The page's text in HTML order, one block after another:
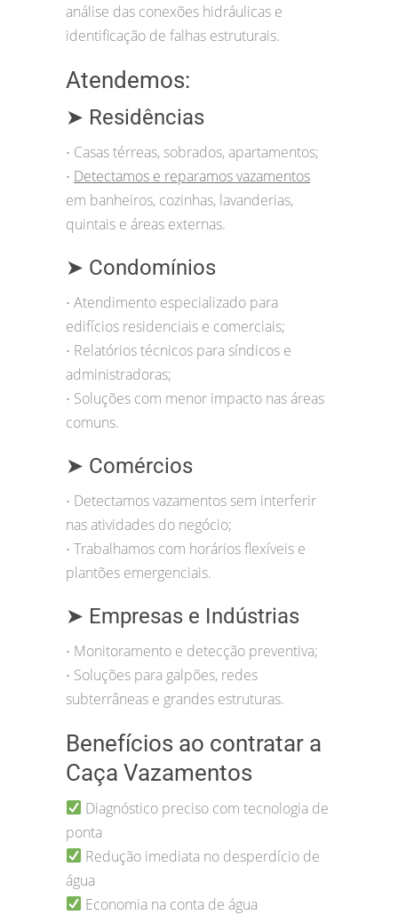
análise das conexões hidráulicas e
identificação de falhas estruturais.
Atendemos:
➤ Residências
• Casas térreas, sobrados, apartamentos;
• Detectamos e reparamos vazamentos
em banheiros, cozinhas, lavanderias,
quintais e áreas externas.
➤ Condomínios
• Atendimento especializado para
edifícios residenciais e comerciais;
• Relatórios técnicos para síndicos e
administradoras;
• Soluções com menor impacto nas áreas
comuns.
➤ Comércios
• Detectamos vazamentos sem interferir
nas atividades do negócio;
• Trabalhamos com horários flexíveis e
plantões emergenciais.
➤ Empresas e Indústrias
• Monitoramento e detecção preventiva;
• Soluções para galpões, redes
subterrâneas e grandes estruturas.
Benefícios ao contratar a
Caça Vazamentos
Diagnóstico preciso com tecnologia de
ponta
Redução imediata no desperdício de
água
Economia na conta de água